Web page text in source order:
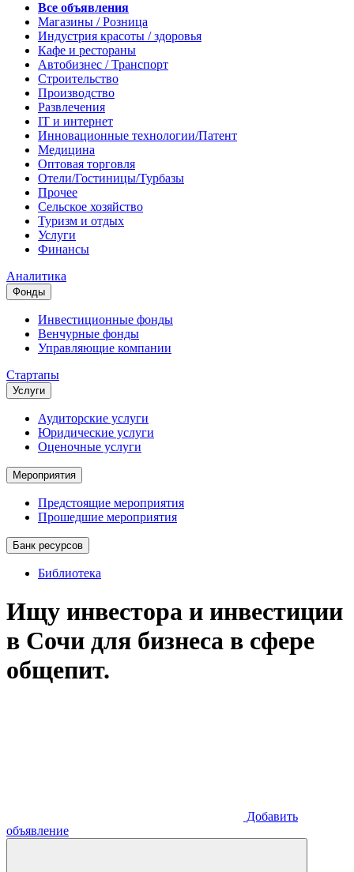
Все объявления
Магазины / Розница
Индустрия красоты / здоровья
Кафе и рестораны
Автобизнес / Транспорт
Строительство
Производство
Развлечения
IT и интернет
Инновационные технологии/Патент
Медицина
Оптовая торговля
Отели/Гостиницы/Турбазы
Прочее
Сельское хозяйство
Туризм и отдых
Услуги
Финансы
Аналитика
Фонды
Инвестиционные фонды
Венчурные фонды
Управляющие компании
Стартапы
Услуги
Аудиторские услуги
Юридические услуги
Оценочные услуги
Мероприятия
Предстоящие мероприятия
Прошедшие мероприятия
Банк ресурсов
Библиотека
Ищу инвестора и инвестиции
в Сочи для бизнеса в сфере
общепит.
Добавить
объявление